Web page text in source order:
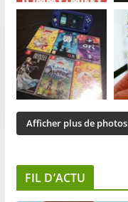
Afficher plus de photos
FIL D’ACTU